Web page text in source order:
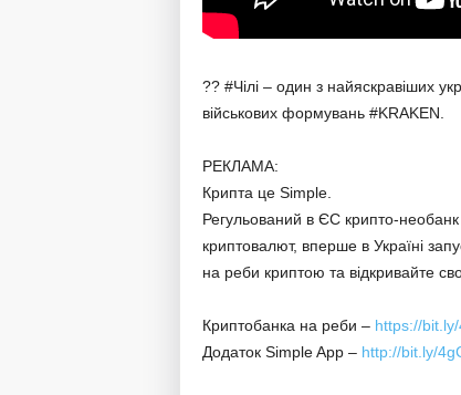
?? #Чілі – один з найяскравіших
військових формувань #KRAKEN.
РЕКЛАМА:
Крипта це Simple.
Регульований в ЄС крипто-необанк
криптовалют, вперше в Україні
на реби криптою та відкривайте
Криптобанка на реби – https://
Додаток Simple App – http://bit.ly/